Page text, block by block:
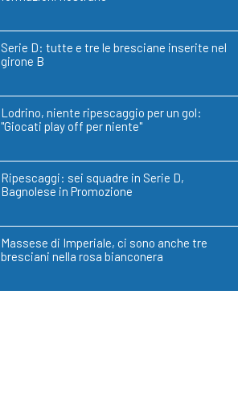
Serie D: tutte e tre le bresciane inserite nel
girone B
Lodrino, niente ripescaggio per un gol:
"Giocati play off per niente"
Ripescaggi: sei squadre in Serie D,
Bagnolese in Promozione
Massese di Imperiale, ci sono anche tre
bresciani nella rosa bianconera